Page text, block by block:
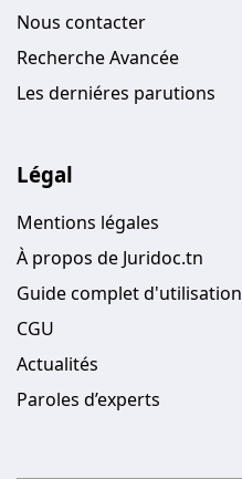
Nous contacter
Recherche Avancée
Les derniéres parutions
Légal
Mentions légales
À propos de Juridoc.tn
Guide complet d'utilisation
CGU
Actualités
Paroles d’experts